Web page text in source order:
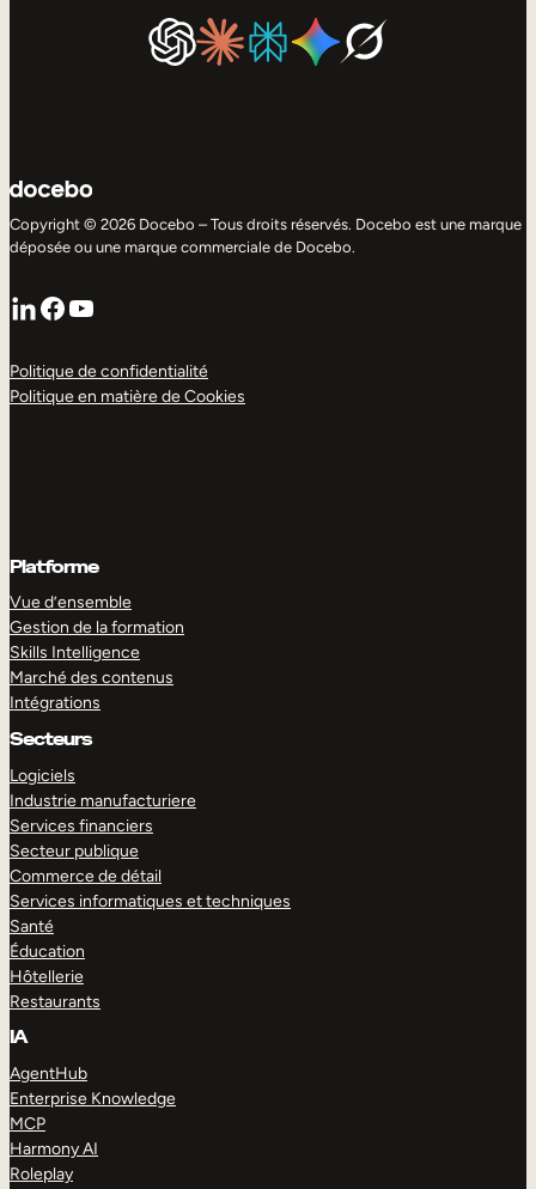
Copyright © 2026 Docebo – Tous droits réservés. Docebo est une marque
déposée ou une marque commerciale de Docebo.
LinkedIn
Facebook
YouTube
Politique de confidentialité
Politique en matière de Cookies
Platforme
Vue d’ensemble
Gestion de la formation
Skills Intelligence
Marché des contenus
Intégrations
Secteurs
Logiciels
Industrie manufacturiere
Services financiers
Secteur publique
Commerce de détail
Services informatiques et techniques
Santé
Éducation
Hôtellerie
Restaurants
IA
AgentHub
Enterprise Knowledge
MCP
Harmony AI
Roleplay